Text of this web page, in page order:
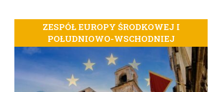
ZESPÓŁ EUROPY ŚRODKOWEJ I
POŁUDNIOWO-WSCHODNIEJ